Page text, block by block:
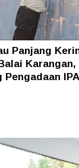
Panjang
Karangan,
Pengadaan